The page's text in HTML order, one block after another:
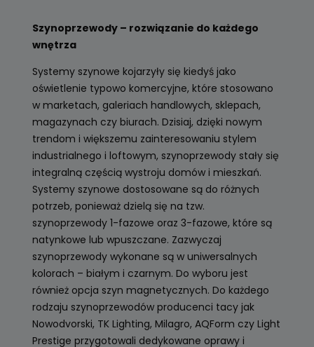
Szynoprzewody – rozwiązanie do każdego
wnętrza
Systemy szynowe kojarzyły się kiedyś jako
oświetlenie typowo komercyjne, które stosowano
w marketach, galeriach handlowych, sklepach,
magazynach czy biurach. Dzisiaj, dzięki nowym
trendom i większemu zainteresowaniu stylem
industrialnego i loftowym, szynoprzewody stały się
integralną częścią wystroju domów i mieszkań.
Systemy szynowe dostosowane są do różnych
potrzeb, ponieważ dzielą się na tzw.
szynoprzewody 1-fazowe oraz 3-fazowe, które są
natynkowe lub wpuszczane. Zazwyczaj
szynoprzewody wykonane są w uniwersalnych
kolorach – białym i czarnym. Do wyboru jest
również opcja szyn magnetycznych. Do każdego
rodzaju szynoprzewodów producenci tacy jak
Nowodvorski, TK Lighting, Milagro, AQForm czy Light
Prestige przygotowali dedykowane oprawy i